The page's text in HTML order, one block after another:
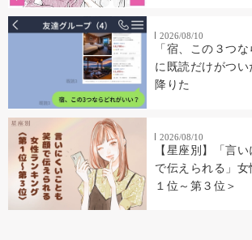
2026/08/10
「宿、この３つ
に既読だけがつ
降りた
2026/08/10
【星座別】「言
で伝えられる」
１位～第３位＞